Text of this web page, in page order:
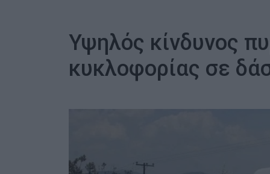
Υψηλός κίνδυνος
κυκλοφορίας σε